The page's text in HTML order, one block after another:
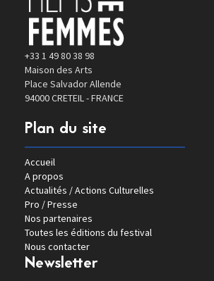
+33 1 49 80 38 98
Maison des Arts
Place Salvador Allende
94000 CRETEIL - FRANCE
Plan du site
Accueil
A propos
Actualités / Actions Culturelles
Pro / Presse
Nos partenaires
Toutes les éditions du festival
Nous contacter
Newsletter